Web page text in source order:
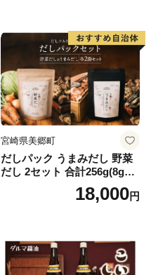
ブ】
宮崎県美郷町
だしパック うまみだし 野菜
だし 2セット 合計256g(8g×8
パック×2種×2セット) [岡田商
店 宮崎県 美郷町 31ac0069]
18,000円